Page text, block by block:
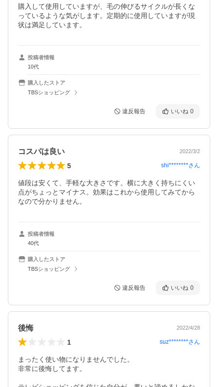
購入して使用していますが、毛の伸びるサイクルが長くな
っているような気がします。定期的に使用していますが現
状は満足しています。
投稿者情報
10代
購入したストア
TBSショッピング
違反報告 いいね 0
コスパは良い 2022/3/2
5 shi********さん
値段は安くて、手軽な大きさです。横に大きく持ちにくい
点がちょっとマイナス。効果はこれから使用してみてから
なので分かりません。
投稿者情報
40代
購入したストア
TBSショッピング
違反報告 いいね 0
後悔 2022/4/28
1 suz********さん
まったく使い物になりませんでした。
非常に後悔してます。